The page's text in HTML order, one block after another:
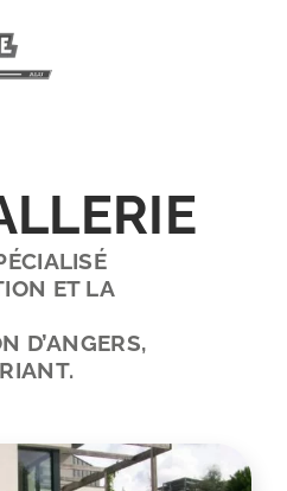
ET LA
D’ANGERS,